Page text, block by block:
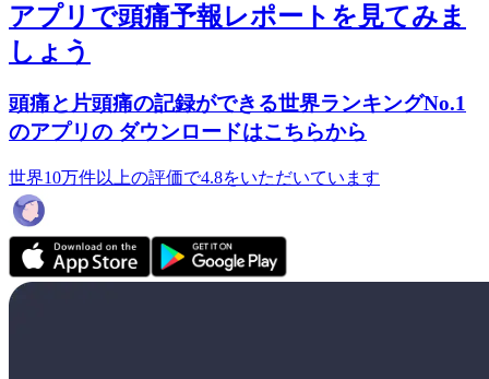
アプリで頭痛予報レポートを見てみま
しょう
頭痛と片頭痛の記録ができる世界ランキングNo.1
のアプリの ダウンロードはこちらから
世界10万件以上の評価で4.8をいただいています